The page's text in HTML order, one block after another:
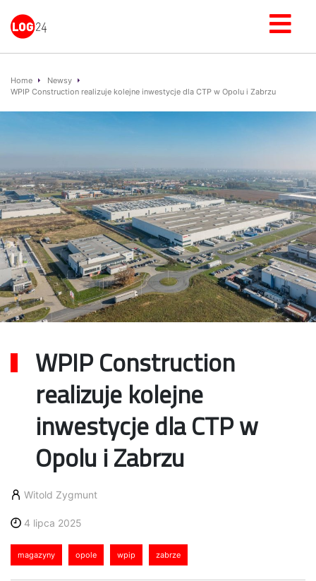
Home
Newsy
WPIP Construction realizuje kolejne inwestycje dla CTP w Opolu i Zabrzu
WPIP Construction
realizuje kolejne
inwestycje dla CTP w
Opolu i Zabrzu
Witold Zygmunt
4 lipca 2025
magazyny opole wpip zabrze